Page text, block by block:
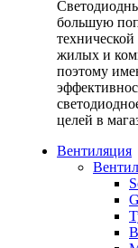
большую
жилых и
поэтому
целей в
Вентиляция